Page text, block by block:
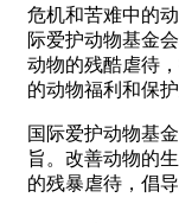
危机和苦难中的
际爱护动物基金
动物的残酷虐待
的动物福利和保护
国际爱护动物基
旨。改善动物的
的残暴虐待，倡